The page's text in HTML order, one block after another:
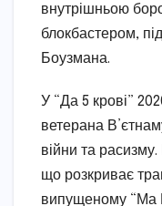
внутрішньою
блокбастером,
Боузмана.
У “Да 5 крові”
ветерана
війни та
що розкриває
випущеному “Ма